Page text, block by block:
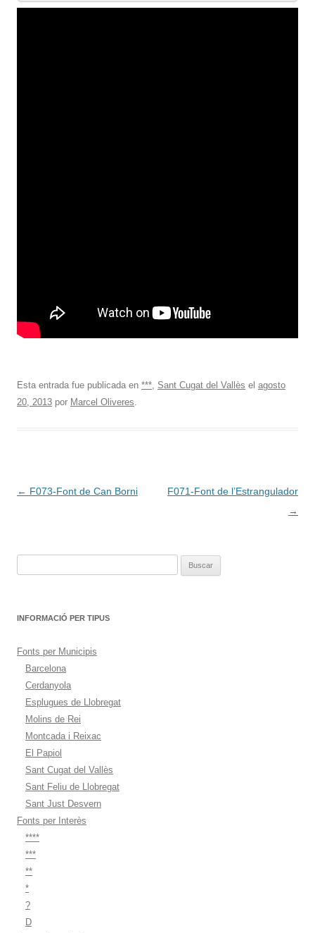
Esta entrada fue publicada en ***, Sant Cugat del Vallès el agosto
20, 2013 por Marcel Oliveres.
Navegación
← F073-Font de Can Borni
F071-Font de l’Estrangulador
→
INFORMACIÓ PER TIPUS
Fonts per Municipis
Barcelona
Cerdanyola
Esplugues de Llobregat
Molins de Rei
Montcada i Reixac
El Papiol
Sant Cugat del Vallès
Sant Feliu de Llobregat
Sant Just Desvern
Fonts per Interès
****
***
**
*
?
D